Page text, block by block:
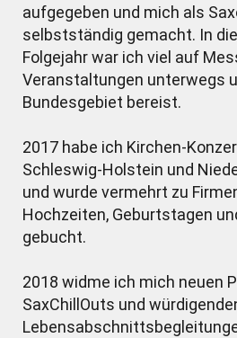
aufgegeben und mich als
selbstständig gemacht. In
Folgejahr war ich viel auf
Veranstaltungen unterwegs
Bundesgebiet bereist.
2017 habe ich Kirchen-
Schleswig-Holstein und
und wurde vermehrt zu
Hochzeiten, Geburtstagen
gebucht.
2018 widme ich mich neuen
SaxChillOuts und